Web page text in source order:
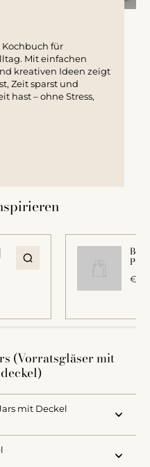
Kochbuch für
Mit einfachen
kreativen Ideen zeigt
Zeit sparst und
hast – ohne Stress,
€
(Vorratsgläser mit
mit Deckel